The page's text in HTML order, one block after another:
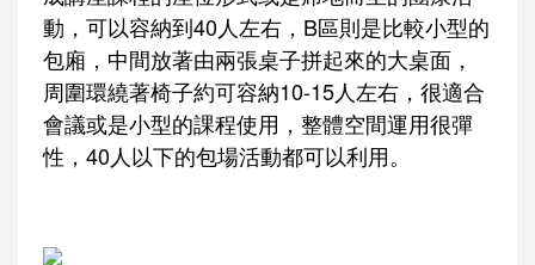
動，可以容納到40人左右，B區則是比較小型的
包廂，中間放著由兩張桌子拼起來的大桌面，
周圍環繞著椅子約可容納10-15人左右，很適合
會議或是小型的課程使用，整體空間運用很彈
性，40人以下的包場活動都可以利用。